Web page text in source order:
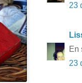
23
En
23